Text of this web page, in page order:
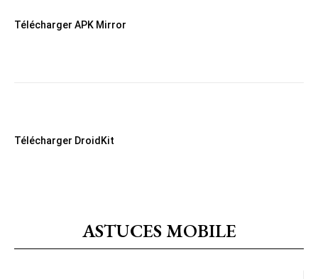
Télécharger APK Mirror
Télécharger DroidKit
ASTUCES MOBILE